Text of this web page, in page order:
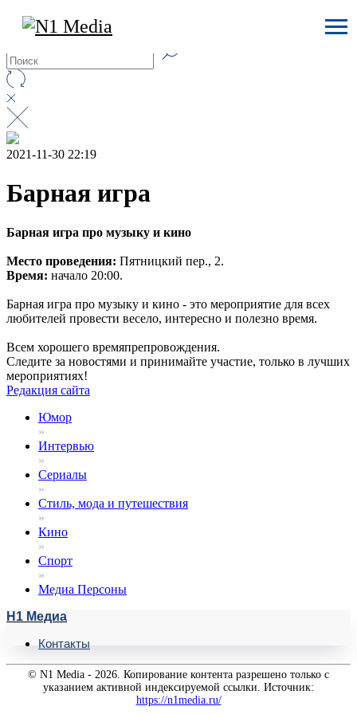
2021-11-30 22:19
Барная игра
Барная игра про музыку и кино
Место проведения: Пятницкий пер., 2.
Время: начало 20:00.
Барная игра про музыку и кино - это мероприятие для всех
любителей провести весело, интересно и полезно время.
Всем хорошего времяпрепровождения.
Следите за новостями и принимайте участие, только в лучших
мероприятиях!
Редакция сайта
Юмор
»
Интервью
»
Сериалы
»
Стиль, мода и путешествия
»
Кино
»
Спорт
»
Медиа Персоны
Н1 Медиа
Контакты
© N1 Media - 2026. Копирование контента разрешено только с
указанием активной индексируемой ссылки. Источник:
https://n1media.ru/